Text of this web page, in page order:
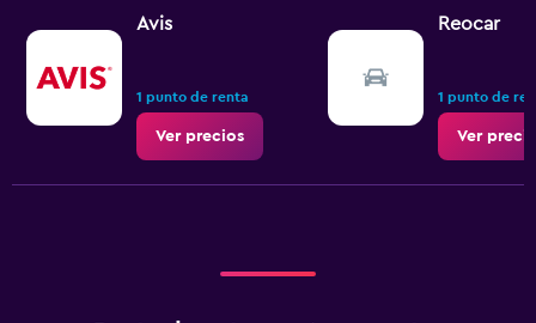
displaying
Range:
1200
Avis
1 punto de renta
Ver precios
Reocar
1 punto de
Ver